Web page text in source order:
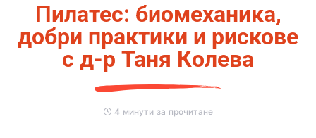
Пилатес: биомеханика,
добри практики и рискове
с д-р Таня Колева
4 минути за прочитане